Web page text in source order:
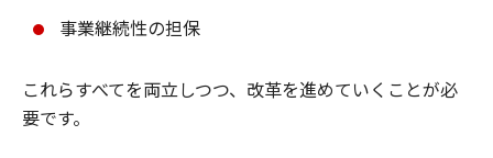
事業継続性の担保
これらすべてを両立しつつ、改革を進めていくことが必
要です。